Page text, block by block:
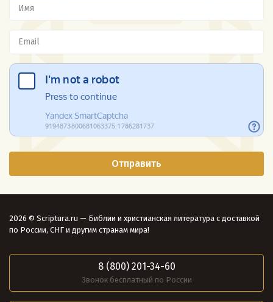
2026 © Scriptura.ru — Библии и христианская литература с доставкой
по России, СНГ и другим странам мира!
8 (800) 201-34-60
Звонок бесплатный по России